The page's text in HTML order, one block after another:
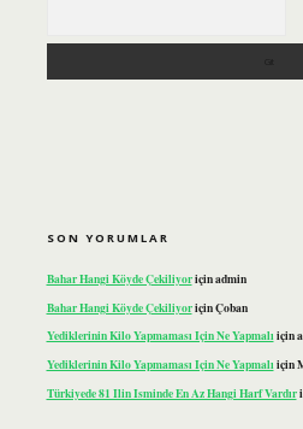
SON YORUMLAR
Bahar Hangi Köyde Çekiliyoriçinadmin
Bahar Hangi Köyde ÇekiliyoriçinÇoban
Yediklerinin Kilo Yapmaması Için Ne Yapmalıiçin
Yediklerinin Kilo Yapmaması Için Ne Yapmalıiçin
Türkiyede 81 Ilin Isminde En Az Hangi Harf Vardır